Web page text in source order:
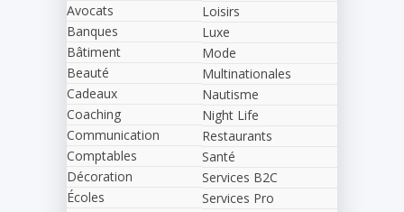
Avocats
Banques
Bâtiment
Beauté
Cadeaux
Coaching
Communication
Comptables
Décoration
Écoles
Loisirs
Luxe
Mode
Multinationales
Nautisme
Night Life
Restaurants
Santé
Services B2C
Services Pro